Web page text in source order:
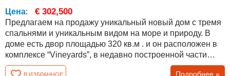
Цена: € 302,500
Предлагаем на продажу уникальный новый дом с тремя
спальнями и уникальным видом на море и природу. В
доме есть двор площадью 320 кв.м . и он расположен в
комплексе “Vineyards”, в недавно построенной части
“Panorama Vineyards”. Общая площадь дома составляет
В ИЗБРАННОЕ Подробнее »